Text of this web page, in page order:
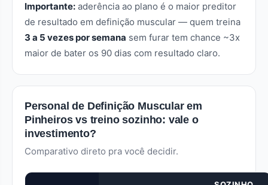
Importante: aderência ao plano é o maior preditor
de resultado em definição muscular — quem treina
3 a 5 vezes por semana sem furar tem chance ~3x
maior de bater os 90 dias com resultado claro.
Personal de Definição Muscular em
Pinheiros vs treino sozinho: vale o
investimento?
Comparativo direto pra você decidir.